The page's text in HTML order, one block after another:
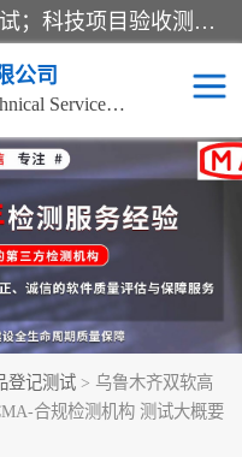
正检信服提供软件产品登记测试；科技项目验收测试；产品确认测试；功能测试；性能测试；安全测试；代码审计测试；漏洞扫描测试；渗透测试；风险评估测试；信息安全等级保护测评；双软认定；实验室建设质量体系建设；软件着作权、软件评测等服务。
公司
Guangdong Zhengxin Technical Service Co., Ltd
登记测试 > 乌鲁木齐双软高
合规检测机构 测试大概要
字信息化验收测评
息系统漏洞扫描
件产品登记测试
统性能效率测试